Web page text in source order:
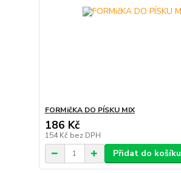
FORMičKA DO PÍSKU MIX
186 Kč
154 Kč bez DPH
Přidat do košíku